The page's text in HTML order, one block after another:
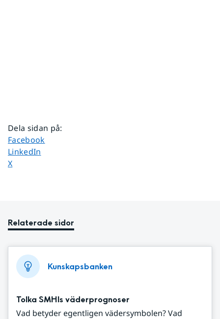
Dela sidan på:
Dela sidan på
Facebook
Dela sidan på
LinkedIn
Dela sidan på
X
Relaterade sidor
Kunskapsbanken
Tolka SMHIs väderprognoser
Vad betyder egentligen vädersymbolen? Vad